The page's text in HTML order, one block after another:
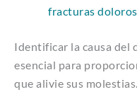
fracturas
Identificar la causa del
esencial para
que alivie sus molestias.